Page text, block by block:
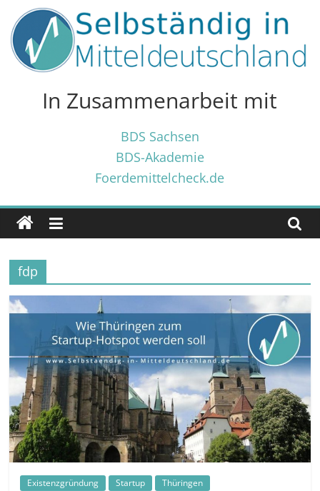
Inhalt
springen
Selbständig
Mitteldeutschland
Tricks
✓
für
und
Gründer
✓
außerhalb
Mitteldeutschlands
In Zusammenarbeit mit
BDS Sachsen
BDS-Akademie
Foerdemittelcheck.de
fdp
Existenzgründung Startup Thüringen